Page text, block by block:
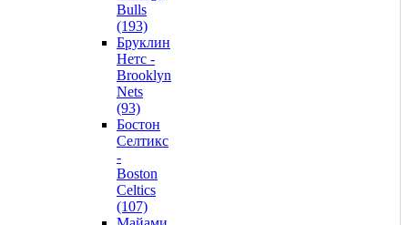
Bulls
(193)
Бруклин
Нетс -
Brooklyn
Nets
(93)
Бостон
Селтикс
-
Boston
Celtics
(107)